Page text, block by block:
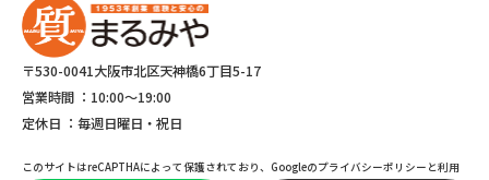
〒530-0041大阪市北区天神橋6丁目5-17
営業時間 ： 10:00～19:00
定休日 ： 毎週日曜日・祝日
このサイトはreCAPTHAによって保護されており、Googleのプライバシーポリシーと利用